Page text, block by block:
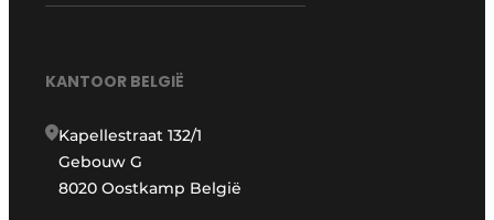
KANTOOR BELGIË
Kapellestraat 132/1
Gebouw G
8020 Oostkamp België